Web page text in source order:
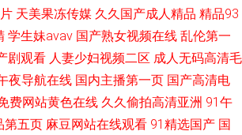
天美果冻传媒 久久国产成人精品 精品93
学生妹avav 国产熟女视频在线 乱伦第一
剧观看 人妻少妇视频二区 成人无码高清毛
夜导航在线 国内主播第一页 国产高清电
费网站黄色在线 久久偷拍高清亚洲 91午
第五页 麻豆网站在线观看 91精选国产 国